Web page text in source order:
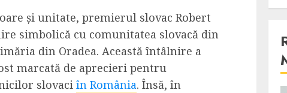
și unitate, premierul slovac Robert
simbolică cu comunitatea slovacă din
din Oradea. Această întâlnire a
marcată de aprecieri pentru
slovaci în România. Însă, în